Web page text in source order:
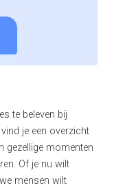
te beleven bij
je een overzicht
gezellige momenten
Of je nu wilt
mensen wilt